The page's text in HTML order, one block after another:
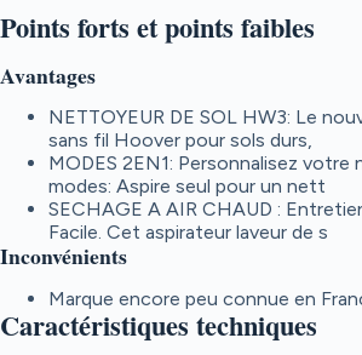
Points forts et points faibles
Avantages
NETTOYEUR DE SOL HW3: Le
sans fil Hoover pour sols durs,
MODES 2EN1: Personnalisez votre
modes: Aspire seul pour un nett
SECHAGE A AIR CHAUD :
Facile. Cet aspirateur laveur de s
Inconvénients
Marque encore peu connue en
Caractéristiques techniques